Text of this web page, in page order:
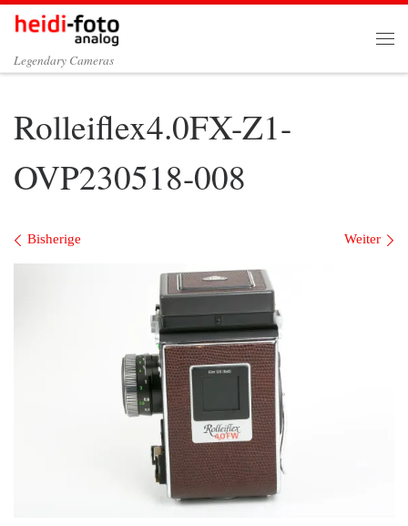
Zum Inhalt springen
Legendary Cameras
Rolleiflex4.0FX-Z1-
OVP230518-008
Bilder Navigation
Bisherige Weiter